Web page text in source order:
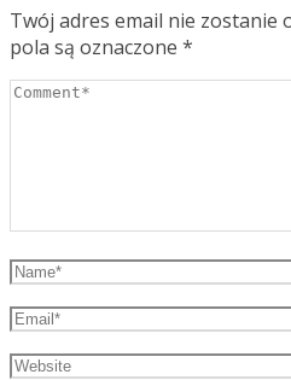
Twój adres email nie zostanie
pola są oznaczone *